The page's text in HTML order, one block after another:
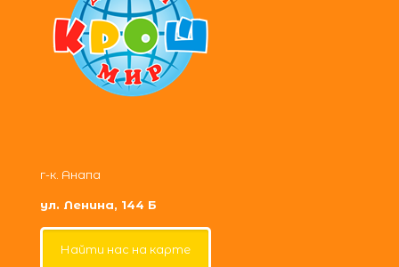
г-к. Анапа
ул. Ленина, 144 Б
Найти нас на карте